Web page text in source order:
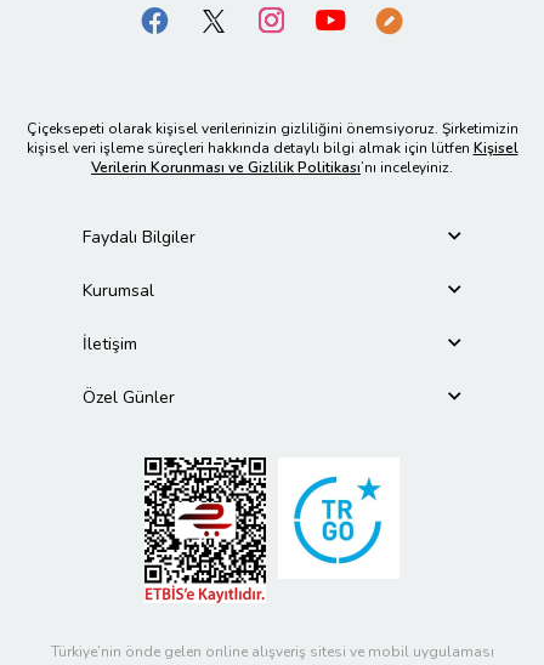
Çiçeksepeti olarak kişisel verilerinizin gizliliğini önemsiyoruz. Şirketimizin
kişisel veri işleme süreçleri hakkında detaylı bilgi almak için lütfen Kişisel
Verilerin Korunması ve Gizlilik Politikası’nı inceleyiniz.
Faydalı Bilgiler
Kurumsal
İletişim
Özel Günler
Türkiye’nin önde gelen online alışveriş sitesi ve mobil uygulaması